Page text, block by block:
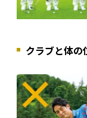
クラブと体の